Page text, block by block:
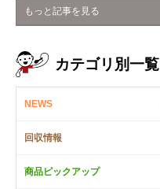
もっと記事を見る
カテゴリ別一覧
NEWS
回収情報
商品ピックアップ